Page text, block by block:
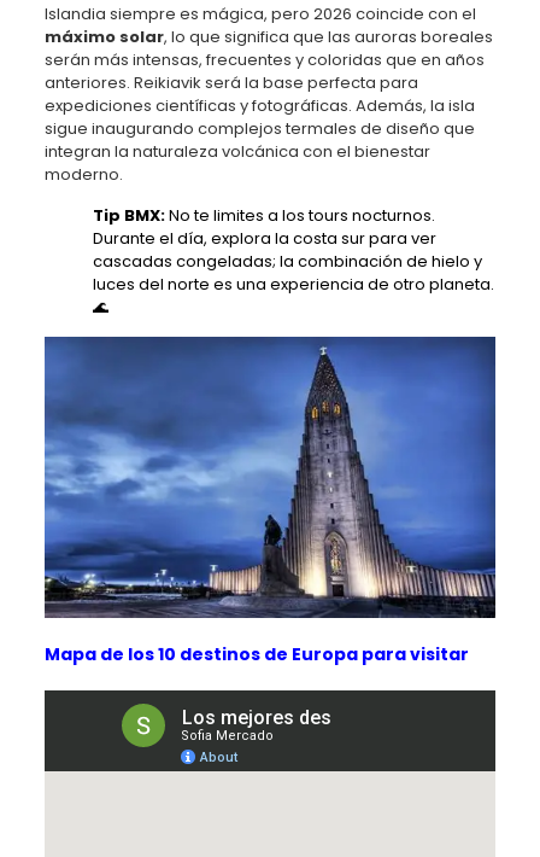
Islandia siempre es mágica, pero 2026 coincide con el
máximo solar, lo que significa que las auroras boreales
serán más intensas, frecuentes y coloridas que en años
anteriores. Reikiavik será la base perfecta para
expediciones científicas y fotográficas. Además, la isla
sigue inaugurando complejos termales de diseño que
integran la naturaleza volcánica con el bienestar
moderno.
Tip BMX:No te limites a los tours nocturnos.
Durante el día, explora la costa sur para ver
cascadas congeladas; la combinación de hielo y
luces del norte es una experiencia de otro planeta.
🌊
Mapa de los 10 destinos de Europa para visitar